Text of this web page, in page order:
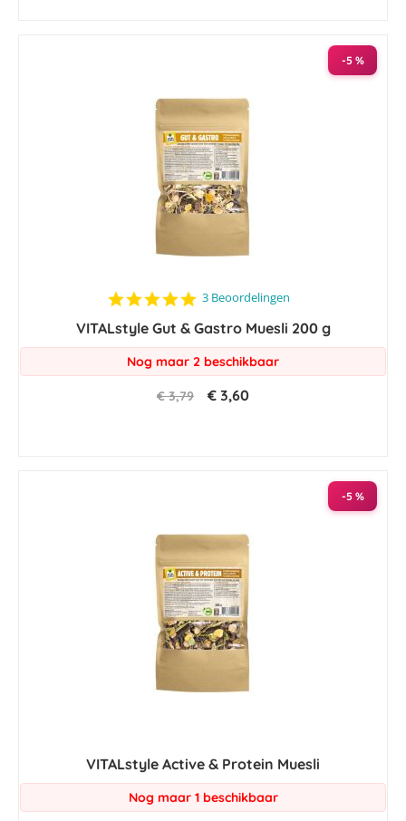
-5 %
5.0
rating
3 Beoordelingen
VITALstyle Gut & Gastro Muesli 200 g
Nog maar 2 beschikbaar
€ 3,79 € 3,60
-5 %
VITALstyle Active & Protein Muesli
Nog maar 1 beschikbaar